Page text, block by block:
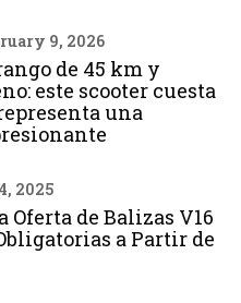
9, 2026
de 45 km y
este scooter cuesta
una
2025
Oferta de Balizas V16
a Partir de